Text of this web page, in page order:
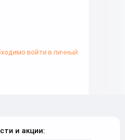
войти в личный
и акции: